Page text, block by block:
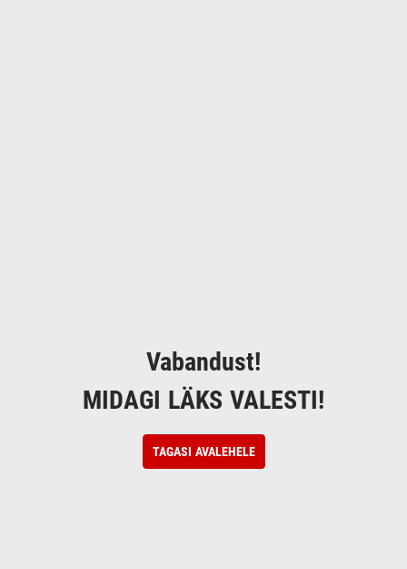
Vabandust!
MIDAGI LÄKS VALESTI!
TAGASI AVALEHELE